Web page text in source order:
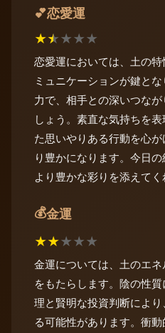
💕恋愛運
★★★★★
恋愛運においては、土の
ミュニケーションが鍵と
力で、相手との深いつな
しょう。素直な気持ちを
た思いやりある行動を心
り豊かになります。今日
より豊かな彩りを添えてく
💰金運
★★★★★
金運については、土のエ
をもたらします。陰の性
理と賢明な投資判断によ
る可能性があります。衝